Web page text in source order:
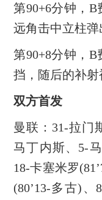
第90+6分钟，
远角击中立柱弹
第90+8分钟，
挡，随后的补射
双方首发
曼联：31-拉门
马丁内斯、5-
18-卡塞米罗
(80’13-多古)